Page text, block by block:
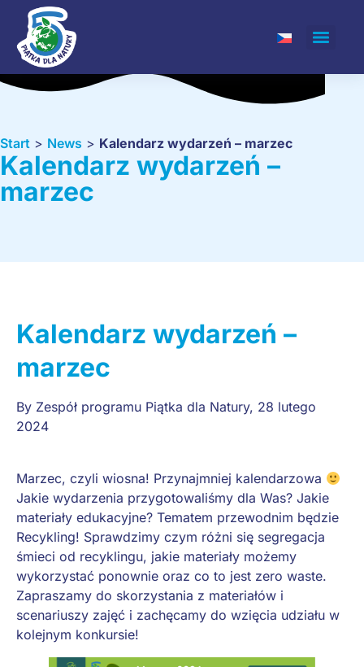
Start > News > Kalendarz wydarzeń – marzec
Kalendarz wydarzeń –
marzec
Kalendarz wydarzeń –
marzec
By Zespół programu Piątka dla Natury, 28 lutego
2024
Marzec, czyli wiosna! Przynajmniej kalendarzowa
Jakie wydarzenia przygotowaliśmy dla Was? Jakie
materiały edukacyjne? Tematem przewodnim będzie
Recykling! Sprawdzimy czym różni się segregacja
śmieci od recyklingu, jakie materiały możemy
wykorzystać ponownie oraz co to jest zero waste.
Zapraszamy do skorzystania z materiałów i
scenariuszy zajęć i zachęcamy do wzięcia udziału w
kolejnym konkursie!